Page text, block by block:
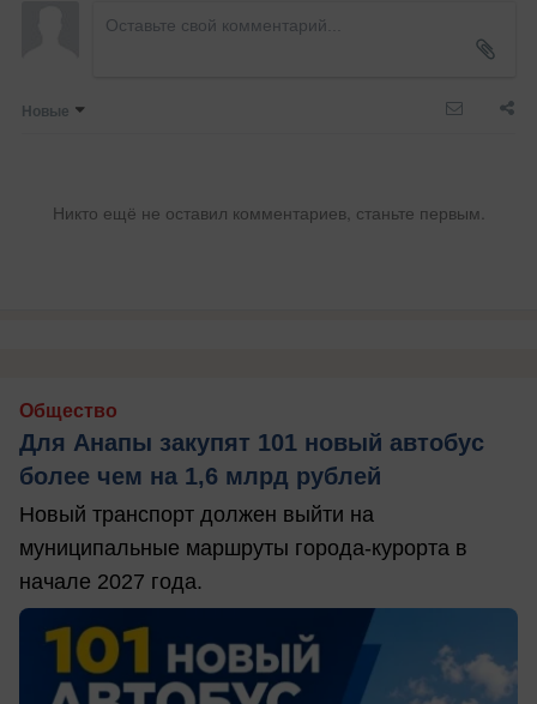
Новые
Никто ещё не оставил комментариев, станьте первым.
Общество
Для Анапы закупят 101 новый автобус
более чем на 1,6 млрд рублей
Новый транспорт должен выйти на
муниципальные маршруты города-курорта в
начале 2027 года.